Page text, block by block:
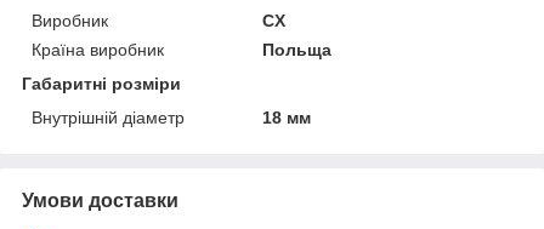
Виробник
CX
Країна виробник
Польща
Габаритні розміри
Внутрішній діаметр
18 мм
Умови доставки